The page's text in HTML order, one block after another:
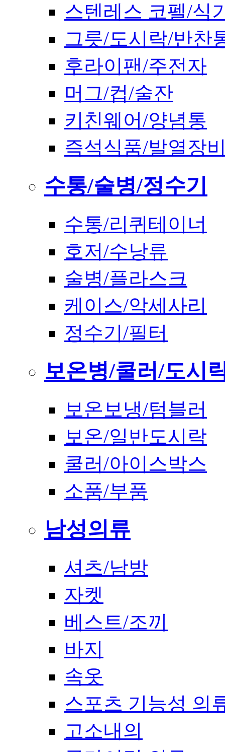
스텐레스 코펠/식
그릇/도시락/반찬
후라이팬/주전자
머그/컵/술잔
키친웨어/양념통
즉석식품/발열장
수통/술병/정수기
수통/리퀴테이너
호저/수낭류
술병/플라스크
케이스/악세사리
정수기/필터
보온병/쿨러/도시
보온보냉/텀블러
보온/일반도시락
쿨러/아이스박스
소품/부품
남성의류
셔츠/남방
자켓
베스트/조끼
바지
속옷
스포츠 기능성 의
고소내의